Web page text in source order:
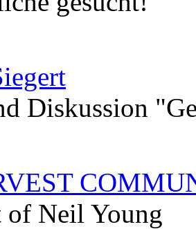
Diskussion
Neil Young